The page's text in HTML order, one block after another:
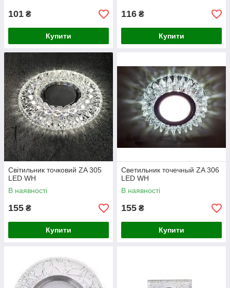
101 ₴
Купити
116 ₴
Купити
Світильник точковий ZA 305
LED WH
В наявності
155 ₴
Купити
Светильник точечный ZA 306
LED WH
В наявності
155 ₴
Купити